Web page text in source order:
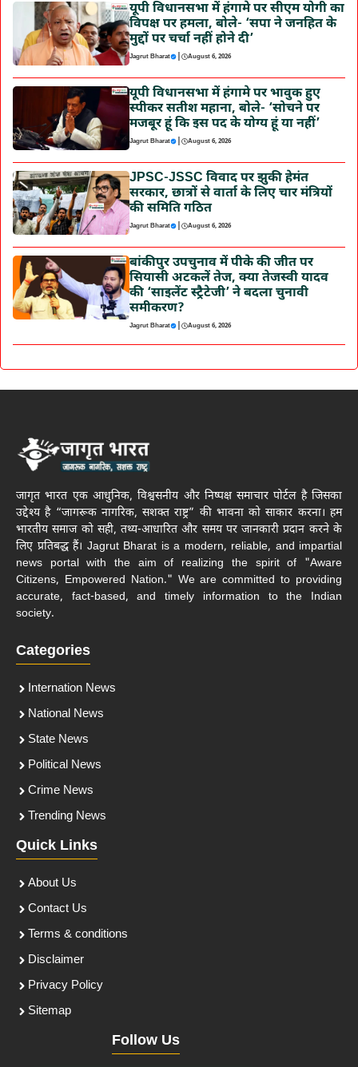
यूपी विधानसभा में हंगामे पर सीएम योगी का
विपक्ष पर हमला, बोले- ‘सपा ने जनहित के
मुद्दों पर चर्चा नहीं होने दी’
Jagrut Bharat | August 6, 2026
यूपी विधानसभा में हंगामे पर भावुक हुए
स्पीकर सतीश महाना, बोले- ‘सोचने पर
मजबूर हूं कि इस पद के योग्य हूं या नहीं’
Jagrut Bharat | August 6, 2026
JPSC-JSSC विवाद पर झुकी हेमंत
सरकार, छात्रों से वार्ता के लिए चार मंत्रियों
की समिति गठित
Jagrut Bharat | August 6, 2026
बांकीपुर उपचुनाव में पीके की जीत पर
सियासी अटकलें तेज, क्या तेजस्वी यादव
की ‘साइलेंट स्ट्रैटेजी’ ने बदला चुनावी
समीकरण?
Jagrut Bharat | August 6, 2026
जागृत भारत एक आधुनिक, विश्वसनीय और निष्पक्ष समाचार पोर्टल है जिसका
उद्देश्य है “जागरूक नागरिक, सशक्त राष्ट्र” की भावना को साकार करना। हम
भारतीय समाज को सही, तथ्य-आधारित और समय पर जानकारी प्रदान करने के
लिए प्रतिबद्ध हैं। Jagrut Bharat is a modern, reliable, and impartial
news portal with the aim of realizing the spirit of "Aware
Citizens, Empowered Nation." We are committed to providing
accurate, fact-based, and timely information to the Indian
society.
Categories
Internation News
National News
State News
Political News
Crime News
Trending News
Quick Links
About Us
Contact Us
Terms & conditions
Disclaimer
Privacy Policy
Sitemap
Follow Us